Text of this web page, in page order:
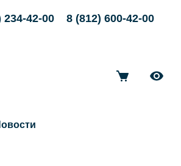
234-42-00 8 (812) 600-42-00